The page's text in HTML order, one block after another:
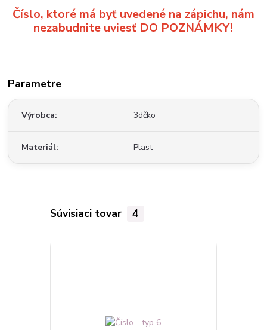
Číslo, ktoré má byť uvedené na zápichu, nám
nezabudnite uviesť DO POZNÁMKY!
Parametre
Výrobca 3dčko
Materiál Plast
Súvisiaci tovar 4